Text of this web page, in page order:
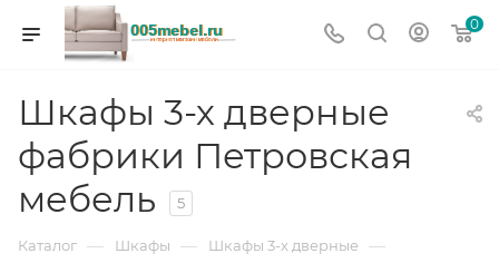
0
Шкафы 3-х дверные
фабрики Петровская
мебель
5
Каталог — Шкафы — Шкафы 3-х дверные —